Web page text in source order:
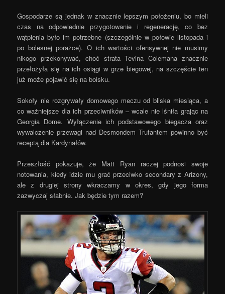
Gospodarze są jednak w znacznie lepszym położeniu, bo mieli
czas na odpowiednie przygotowanie i regenerację, co bez
wątpienia było im potrzebne (szczególnie w połowie listopada i
po bolesnej porażce). O ich wartości ofensywnej nie musimy
nikogo przekonywać, choć strata Tevina Colemana znacznie
przełożyła się na ich osiągi w grze biegowej, na szczęście ten
już może pojawić się na boisku.
Sokoły nie rozgrywały domowego meczu od bliska miesiąca, a
co ważniejsze dla ich przeciwników – wcale nie lśniła grając na
Georgia Dome. Wyłączenie ich podstawowego biegacza oraz
wywalczenie przewagi nad Desmondem Trufantem powinno być
receptą dla Kardynałów.
Przeszłość pokazuje, że Matt Ryan raczej podnosi swoje
notowania, kiedy idzie mu grać przeciwko secondary z Arizony,
ale z drugiej strony wkraczamy w okres, gdy jego forma
zazwyczaj słabnie. Jak będzie tym razem?